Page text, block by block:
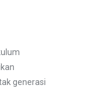
generasi